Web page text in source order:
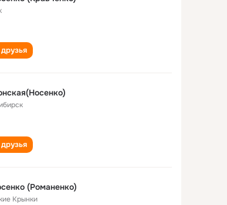
(Романенко)
Крынки